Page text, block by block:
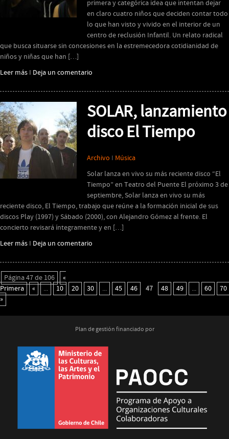
primera y categórica idea que intentan dejar
en claro cuatro niños que deciden contar todo
lo que han visto y vivido en el interior de un
centro de reclusión Infantil. Un relato radical
que busca situarse sin concesiones en la estremecedora cotidianidad de
niños y niñas que han […]
Leer más I Deja un comentario
SOLAR, lanzamiento
disco El Tiempo
Archivo I Música
Solar lanza en vivo su más reciente disco “El
Tiempo” en Teatro del Puente El próximo 3 de
septiembre, Solar lanza en vivo su más
reciente disco, El Tiempo, trabajo que reúne a la formación inicial de sus
discos Play (1997) y Sábado (2000), con Alejandro Gómez al frente. El
concierto revisará íntegramente y en […]
Leer más I Deja un comentario
Página 47 de 106
«
Primera
« ... 10 20 30 ... 45 46 47 48 49 ... 60
70
»
Plan de gestión financiado por